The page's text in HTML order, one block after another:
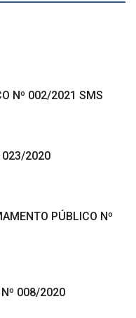
Nº 002/2021 SMS
023/2020
PÚBLICO Nº
Nº 008/2020